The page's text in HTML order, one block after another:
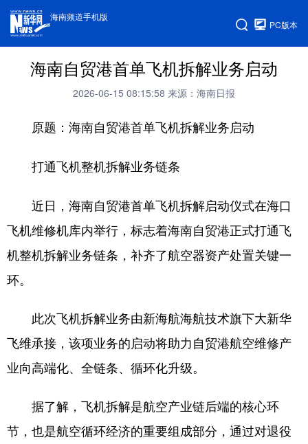
海南频道手机版
PC版本
海南自贸港首单飞机拆解业务启动
2026-06-15 08:15:58 来源：海南日报
原题：海南自贸港首单飞机拆解业务启动
打通飞机整机拆解业务链条
近日，海南自贸港首单飞机拆解启动仪式在海口
飞机维修机库内举行，标志着海南自贸港正式打通飞
机整机拆解业务链条，补齐了航空器资产处置关键一
环。
此次飞机拆解业务由新海航海航技术旗下大新华
飞维承接，该项业务的启动将助力自贸港航空维修产
业向高端化、全链条、循环化升级。
据了解，飞机拆解是航空产业链后端的核心环
节，也是航空循环经济的重要组成部分，通过对退役